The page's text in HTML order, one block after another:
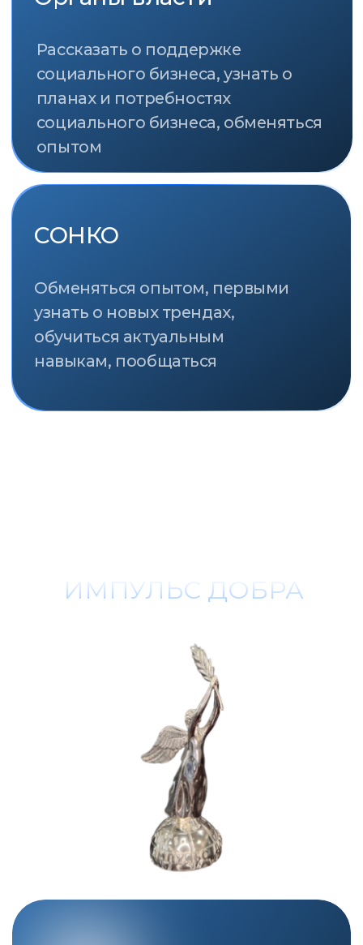
ПРИ ПОДДЕРЖКЕ
ОРГАНИЗАТОР
ПАРТНЁРЫ
pr@nb-fund.ru
8 800 333 68 78
ВК - Сообщество
Напишите нам на e-mail
Телефон горячей линии: